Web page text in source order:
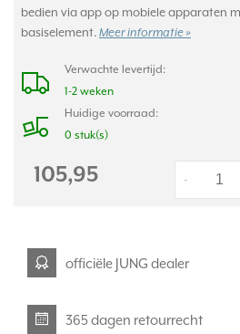
bedien via app op mobiele apparaten
basiselement. Meer informatie »
Verwachte levertijd:
1-2 weken
Huidige voorraad:
0 stuk(s)
105,95 -
officiële JUNG dealer
365 dagen retourrecht